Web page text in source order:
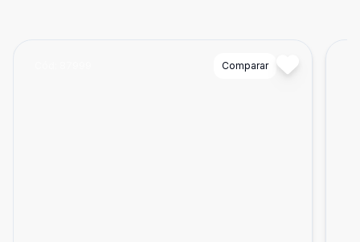
Comparar